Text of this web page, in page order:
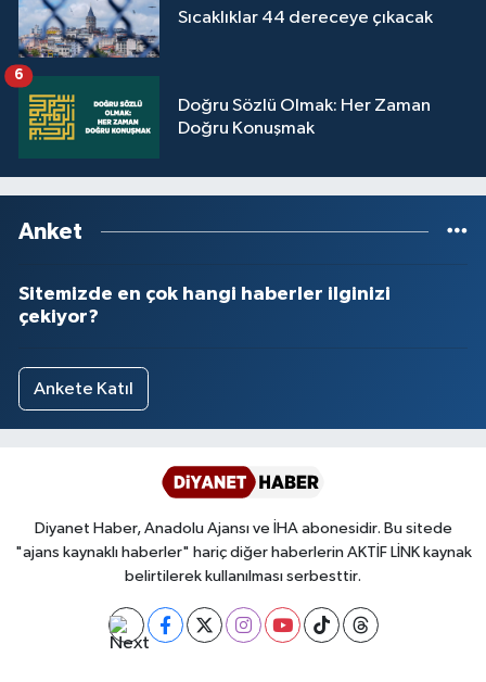
Sıcaklıklar 44 dereceye çıkacak
Doğru Sözlü Olmak: Her Zaman
Doğru Konuşmak
6
Anket
Sitemizde en çok hangi haberler ilginizi
çekiyor?
Ankete Katıl
Diyanet Haber, Anadolu Ajansı ve İHA abonesidir. Bu sitede
"ajans kaynaklı haberler" hariç diğer haberlerin AKTİF LİNK kaynak
belirtilerek kullanılması serbesttir.
Mersin Müftülüğü
Muğla Müftülüğü
Muş Müftülüğü
Ordu Müftülüğü
Osmaniye Müftülüğü
Rize Müftülüğü
Sakarya Müftülüğü
Samsun Müftülüğü
Sinop Müftülüğü